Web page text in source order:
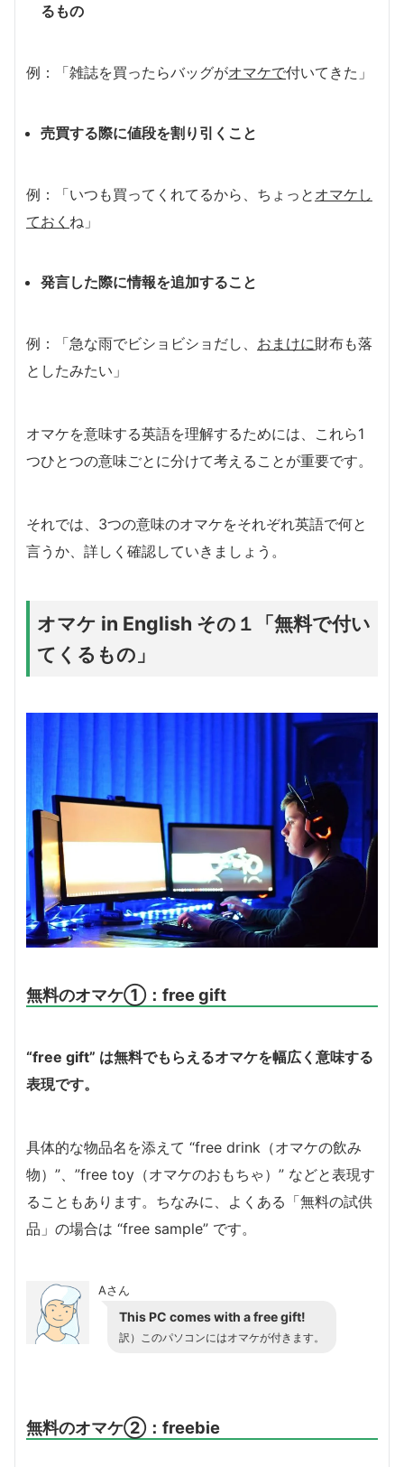
るもの
例：「雑誌を買ったらバッグがオマケで付いてきた」
売買する際に値段を割り引くこと
例：「いつも買ってくれてるから、ちょっと オマケ し
ておく ね」
発言した際に情報を追加すること
例：「急な雨でビショビショだし、 おまけに財布も落
としたみたい」
オマケを意味する英語を理解するためには、これら1
つひとつの意味ごとに分けて考えることが重要です。
それでは、3つの意味のオマケをそれぞれ英語で何と
言うか、詳しく確認していきましょう。
オマケ in English その１「無料で付い
てくるもの」
無料のオマケ①：free gift
“free gift” は無料でもらえるオマケを幅広く意味する
表現です。
具体的な物品名を添えて “free drink（オマケの飲み
物）”、”free toy（オマケのおもちゃ）” などと表現す
ることもあります。ちなみに、よくある「無料の試供
品」の場合は “free sample” です。
Aさん
This PC comes with a free gift!
訳）このパソコンにはオマケが付きます。
無料のオマケ②：freebie